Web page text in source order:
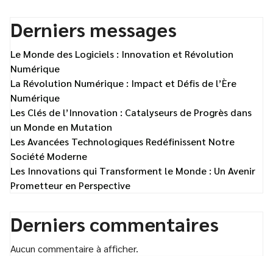
Derniers messages
Le Monde des Logiciels : Innovation et Révolution
Numérique
La Révolution Numérique : Impact et Défis de l’Ère
Numérique
Les Clés de l’Innovation : Catalyseurs de Progrès dans
un Monde en Mutation
Les Avancées Technologiques Redéfinissent Notre
Société Moderne
Les Innovations qui Transforment le Monde : Un Avenir
Prometteur en Perspective
Derniers commentaires
Aucun commentaire à afficher.